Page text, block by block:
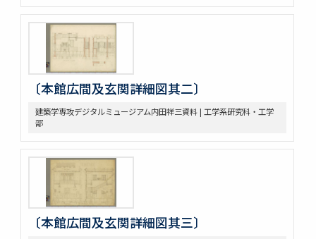
〔本館広間及玄関詳細図其二〕
建築学専攻デジタルミュージアム内田祥三資料 | 工学系研究科・工学
部
〔本館広間及玄関詳細図其三〕